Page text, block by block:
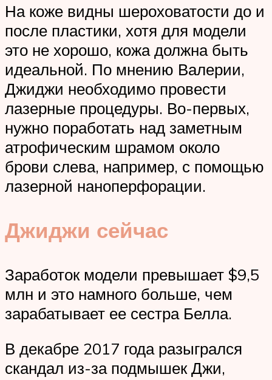
На коже видны шероховатости до и
после пластики, хотя для модели
это не хорошо, кожа должна быть
идеальной. По мнению Валерии,
Джиджи необходимо провести
лазерные процедуры. Во-первых,
нужно поработать над заметным
атрофическим шрамом около
брови слева, например, с помощью
лазерной наноперфорации.
Джиджи сейчас
Заработок модели превышает $9,5
млн и это намного больше, чем
зарабатывает ее сестра Белла.
В декабре 2017 года разыгрался
скандал из-за подмышек Джи,